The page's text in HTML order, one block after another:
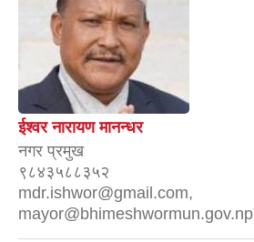
ईश्वर नारायण मानन्धर
नगर प्रमुख
९८४३५८८३५२
mdr.ishwor@gmail.com,
mayor@bhimeshwormun.gov.np